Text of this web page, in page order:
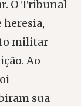
O Tribunal
heresia,
militar
Ao
sua